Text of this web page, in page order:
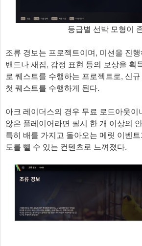
등급별 선박 모형이
조류 경보는 프로젝트이며, 미션을 진
밴드나 새집, 감정 표현 등의 보상을 획
로 퀘스트를 수행하는 프로젝트로, 신
첫 퀘스트를 수행하게 된다.
아크 레이더스의 경우 무료 로드아웃이
않은 플레이어라면 필시 한 개 이상의
특히 배를 가지고 돌아오는 메릿 이벤
도를 뺄 수 있는 컨텐츠로 느껴졌다.